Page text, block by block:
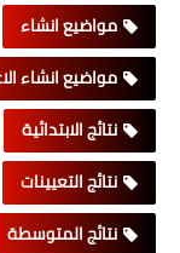
مواضيع انشاء
مواضيع انشاء
نتائج الابتدائية
نتائج التعيينات
نتائج المتوسطة